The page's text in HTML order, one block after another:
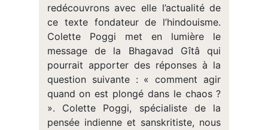
redécouvrons avec elle l’actualité de
ce texte fondateur de l’hindouisme.
Colette Poggi met en lumière le
message de la Bhagavad Gîtâ qui
pourrait apporter des réponses à la
question suivante : « comment agir
quand on est plongé dans le chaos ?
». Colette Poggi, spécialiste de la
pensée indienne et sanskritiste, nous